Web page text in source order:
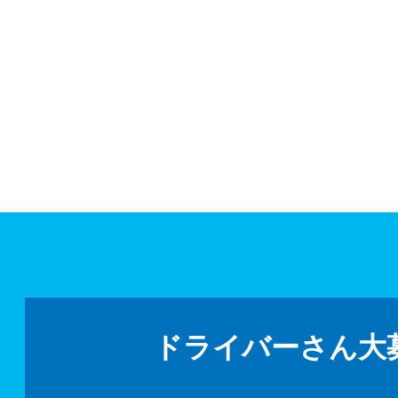
ドライバーさん大